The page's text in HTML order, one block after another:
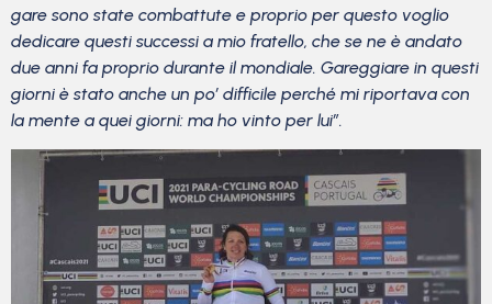
gare sono state combattute e proprio per questo voglio
dedicare questi successi a mio fratello, che se ne è andato
due anni fa proprio durante il mondiale. Gareggiare in questi
giorni è stato anche un po’ difficile perché mi riportava con
la mente a quei giorni: ma ho vinto per lui”.